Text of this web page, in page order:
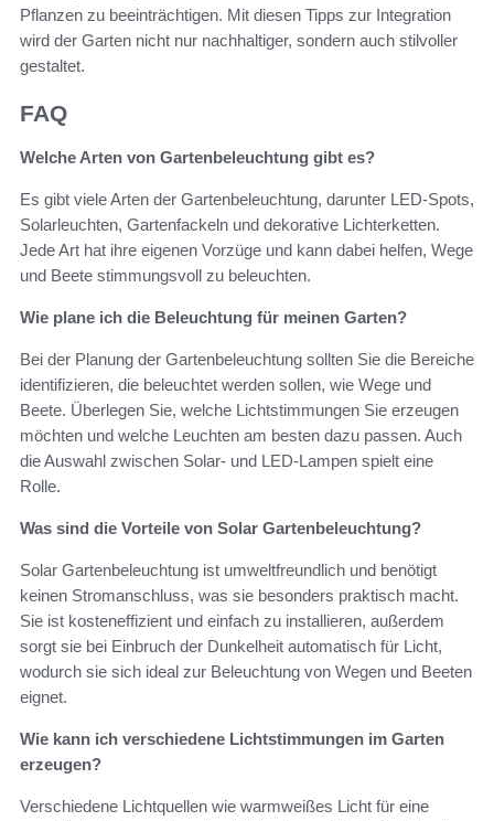
Pflanzen zu beeinträchtigen. Mit diesen Tipps zur Integration
wird der Garten nicht nur nachhaltiger, sondern auch stilvoller
gestaltet.
FAQ
Welche Arten von Gartenbeleuchtung gibt es?
Es gibt viele Arten der Gartenbeleuchtung, darunter LED-Spots,
Solarleuchten, Gartenfackeln und dekorative Lichterketten.
Jede Art hat ihre eigenen Vorzüge und kann dabei helfen, Wege
und Beete stimmungsvoll zu beleuchten.
Wie plane ich die Beleuchtung für meinen Garten?
Bei der Planung der Gartenbeleuchtung sollten Sie die Bereiche
identifizieren, die beleuchtet werden sollen, wie Wege und
Beete. Überlegen Sie, welche Lichtstimmungen Sie erzeugen
möchten und welche Leuchten am besten dazu passen. Auch
die Auswahl zwischen Solar- und LED-Lampen spielt eine
Rolle.
Was sind die Vorteile von Solar Gartenbeleuchtung?
Solar Gartenbeleuchtung ist umweltfreundlich und benötigt
keinen Stromanschluss, was sie besonders praktisch macht.
Sie ist kosteneffizient und einfach zu installieren, außerdem
sorgt sie bei Einbruch der Dunkelheit automatisch für Licht,
wodurch sie sich ideal zur Beleuchtung von Wegen und Beeten
eignet.
Wie kann ich verschiedene Lichtstimmungen im Garten
erzeugen?
Verschiedene Lichtquellen wie warmweißes Licht für eine